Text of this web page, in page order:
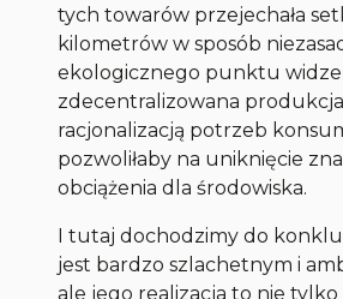
tych towarów przejechała
kilometrów w sposób
ekologicznego punktu
zdecentralizowana produkcja
racjonalizacją potrzeb
pozwoliłaby na uniknięcie
obciążenia dla środowiska.
I tutaj dochodzimy do
jest bardzo szlachetnym i
ale jego realizacja to nie